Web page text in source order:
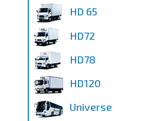
HD 65
HD72
HD78
HD120
Universe